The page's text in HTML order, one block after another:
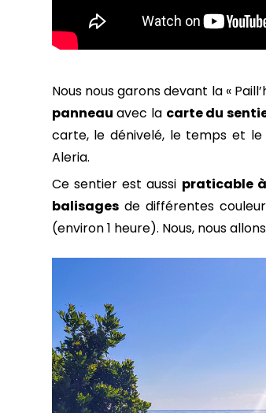
Nous nous garons devant la «
panneau avec la carte du
carte, le dénivelé, le temps et
Aleria.
Ce sentier est aussi praticable
balisagesde différentes
(environ 1 heure). Nous, nous